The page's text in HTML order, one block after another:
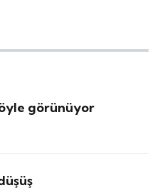
görünüyor